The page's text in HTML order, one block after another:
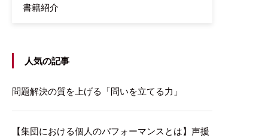
書籍紹介
人気の記事
問題解決の質を上げる「問いを立てる力」
【集団における個人のパフォーマンスとは】声援